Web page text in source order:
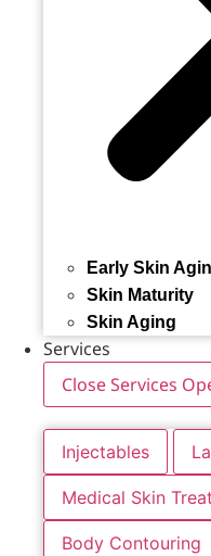
Early Skin
Skin Maturity
Skin Aging
Services
Close Services
Injectables
Medical Skin
Body Contouring